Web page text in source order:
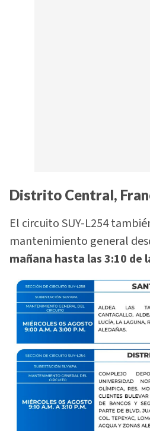
Distrito Central,
El circuito SUY-L254
mantenimiento general
mañana hasta las 3:10 de